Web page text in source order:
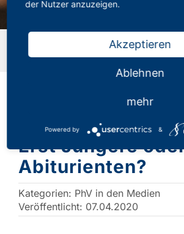
Schulöffnung in NRW: Erst
Abiturienten?
Schulöffnung in
Erst Jüngere
Abiturienten?
Kategorien: PhV in den Medien
Veröffentlicht: 07.04.2020
der Nutzer anzuzeigen.
Akzeptieren
Ablehnen
mehr
Powered by &